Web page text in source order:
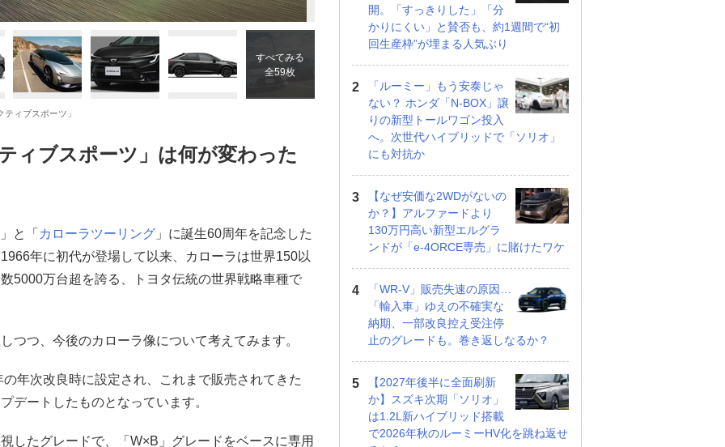
すべてみる
全59枚
ィブスポーツ」
ィブスポーツ」は何が変わった
」と「 カローラツーリング 」に誕生60周年を記念した
年に初代が登場して以来、カローラは世界150以
5000万台超を誇る、トヨタ伝統の世界戦略車種で
つつ、今後のカローラ像について考えてみます。
年次改良時に設定され、これまで販売されてきた
デートしたものとなっています。
したグレードで、「W×B」グレードをベースに専用
開。「すっきりした」「分
かりにくい」と賛否も、約1週間で“初
回生産枠”が埋まる人気ぶり
「ルーミー」もう安泰じゃ
ない？ ホンダ「N-BOX」譲
りの新型トールワゴン投入
へ。次世代ハイブリッドで「ソリオ」
にも対抗か
【なぜ安価な2WDがないの
か？】アルファードより
130万円高い新型エルグラ
ンドが「e-4ORCE専売」に賭けたワケ
「WR-V」販売失速の原因…
「輸入車」ゆえの不確実な
納期、一部改良控え受注停
止のグレードも。巻き返しなるか？
【2027年後半に全面刷新
か】スズキ次期「ソリオ」
は1.2L新ハイブリッド搭載
で2026年秋のルーミーHV化を跳ね返せ